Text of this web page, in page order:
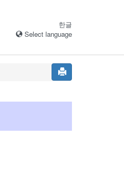
한글
Select language